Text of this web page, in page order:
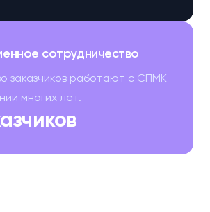
сотрудничество
заказчиков работают с СПМК
многих лет.